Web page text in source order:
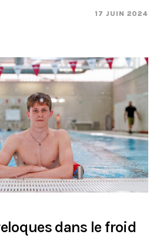
17 JUIN 2024
dans le froid